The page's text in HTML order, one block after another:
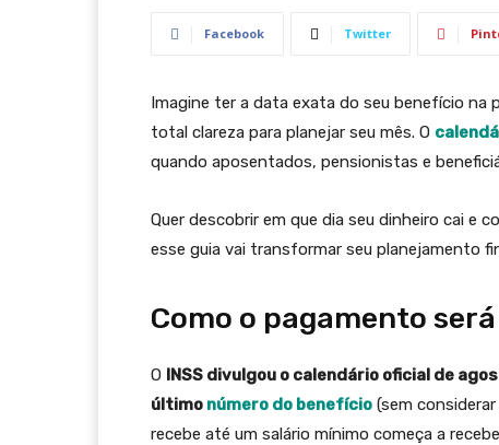
Facebook Twitter
Imagine ter a data exata do seu benefício
total clareza para planejar seu mês. O
quando aposentados, pensionistas e
Quer descobrir em que dia seu dinheiro cai e
esse guia vai transformar seu planejamento
Como o pagamento
O INSS divulgou o calendário oficial de
último número do benefício (sem
recebe até um salário mínimo começa a